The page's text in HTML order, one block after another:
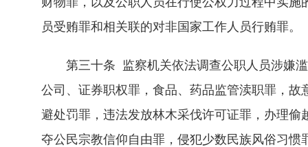
员受贿罪和相关联的对非国家工作人员行贿罪。
第三十条 监察机关依法调查公职人员涉嫌滥
公司、证券职权罪，食品、药品监管渎职罪，
避处罚罪，违法发放林木采伐许可证罪，办理
夺公民宗教信仰自由罪，侵犯少数民族风俗习